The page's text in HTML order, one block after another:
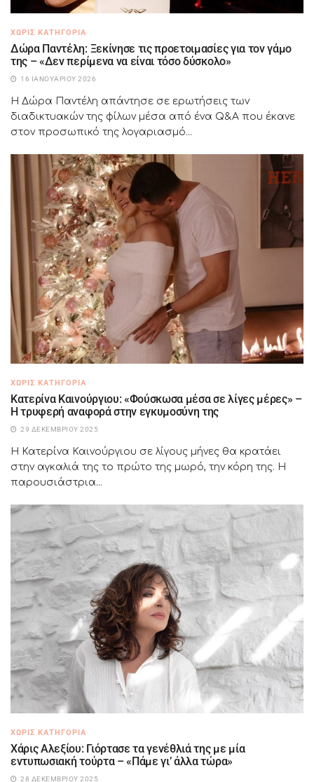
ΧΩΡΊΣ ΚΑΤΗΓΟΡΊΑ
Δώρα Παντέλη: Ξεκίνησε τις προετοιμασίες για τον γάμο
της – «Δεν περίμενα να είναι τόσο δύσκολο»
16 ΙΑΝΟΥΑΡΊΟΥ 2026
Η Δώρα Παντέλη απάντησε σε ερωτήσεις των
διαδικτυακών της φίλων μέσα από ένα Q&A που έκανε
στον προσωπικό της λογαριασμό...
ΧΩΡΊΣ ΚΑΤΗΓΟΡΊΑ
Κατερίνα Καινούργιου: «Φούσκωσα μέσα σε λίγες μέρες» –
Η τρυφερή αναφορά στην εγκυμοσύνη της
29 ΔΕΚΕΜΒΡΊΟΥ 2025
Η Κατερίνα Καινούργιου σε λίγους μήνες θα κρατάει
στην αγκαλιά της το πρώτο της μωρό, την κόρη της. Η
παρουσιάστρια...
ΧΩΡΊΣ ΚΑΤΗΓΟΡΊΑ
Χάρις Αλεξίου: Γιόρτασε τα γενέθλιά της με μία
εντυπωσιακή τούρτα – «Πάμε γι’ άλλα τώρα»
28 ΔΕΚΕΜΒΡΊΟΥ 2025